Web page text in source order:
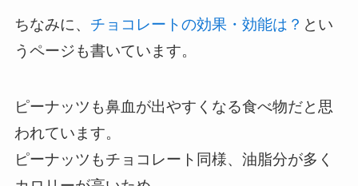
ちなみに、 チョコレートの効果・効能は？ とい
うページも書いています。
ピーナッツも鼻血が出やすくなる食べ物だと思
われています。
ピーナッツもチョコレート同様、油脂分が多く